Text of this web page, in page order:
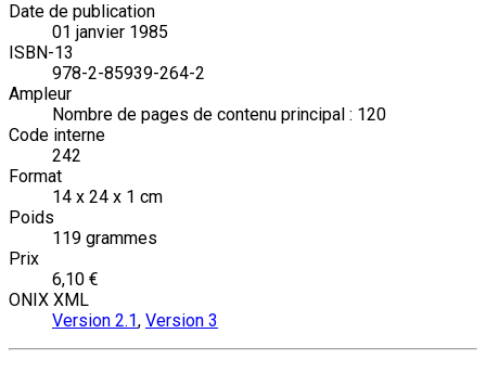
Date de publication
01 janvier 1985
ISBN-13
978-2-85939-264-2
Ampleur
Nombre de pages de contenu principal : 120
Code interne
242
Format
14 x 24 x 1 cm
Poids
119 grammes
Prix
6,10 €
ONIX XML
Version 2.1, Version 3